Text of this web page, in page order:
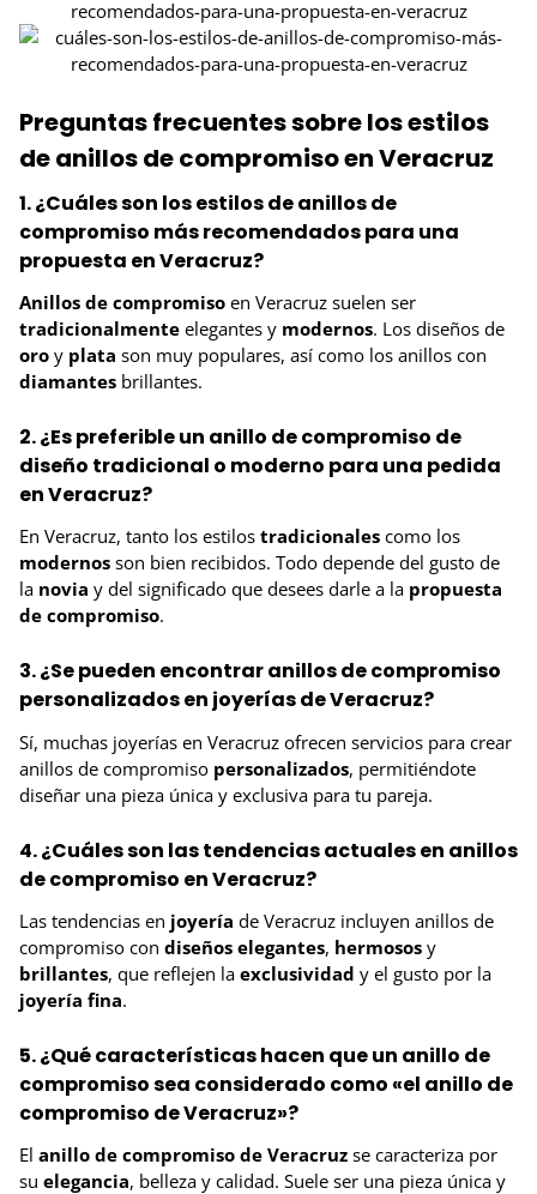
Preguntas frecuentes sobre los estilos
de anillos de compromiso en Veracruz
1. ¿Cuáles son los estilos de anillos de
compromiso más recomendados para una
propuesta en Veracruz?
Anillos de compromiso en Veracruz suelen ser
tradicionalmente elegantes y modernos. Los diseños de
oro y plata son muy populares, así como los anillos con
diamantes brillantes.
2. ¿Es preferible un anillo de compromiso de
diseño tradicional o moderno para una pedida
en Veracruz?
En Veracruz, tanto los estilos tradicionales como los
modernos son bien recibidos. Todo depende del gusto de
la novia y del significado que desees darle a la propuesta
de compromiso.
3. ¿Se pueden encontrar anillos de compromiso
personalizados en joyerías de Veracruz?
Sí, muchas joyerías en Veracruz ofrecen servicios para crear
anillos de compromiso personalizados, permitiéndote
diseñar una pieza única y exclusiva para tu pareja.
4. ¿Cuáles son las tendencias actuales en anillos
de compromiso en Veracruz?
Las tendencias en joyería de Veracruz incluyen anillos de
compromiso con diseños elegantes, hermosos y
brillantes, que reflejen la exclusividad y el gusto por la
joyería fina.
5. ¿Qué características hacen que un anillo de
compromiso sea considerado como «el anillo de
compromiso de Veracruz»?
El anillo de compromiso de Veracruz se caracteriza por
su elegancia, belleza y calidad. Suele ser una pieza única y